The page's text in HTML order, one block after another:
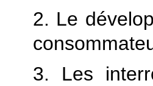
2. Le
3. Les